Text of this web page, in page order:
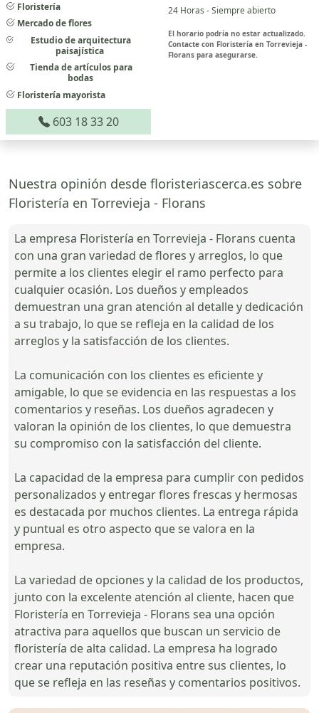
Floristería
Mercado de flores
Estudio de arquitectura
paisajística
Tienda de artículos para
bodas
Floristería mayorista
24 Horas - Siempre abierto
El horario podría no estar actualizado.
Contacte con Floristería en Torrevieja -
Florans para asegurarse.
603 18 33 20
Nuestra opinión desde floristeriascerca.es sobre
Floristería en Torrevieja - Florans
La empresa Floristería en Torrevieja - Florans cuenta
con una gran variedad de flores y arreglos, lo que
permite a los clientes elegir el ramo perfecto para
cualquier ocasión. Los dueños y empleados
demuestran una gran atención al detalle y dedicación
a su trabajo, lo que se refleja en la calidad de los
arreglos y la satisfacción de los clientes.
La comunicación con los clientes es eficiente y
amigable, lo que se evidencia en las respuestas a los
comentarios y reseñas. Los dueños agradecen y
valoran la opinión de los clientes, lo que demuestra
su compromiso con la satisfacción del cliente.
La capacidad de la empresa para cumplir con pedidos
personalizados y entregar flores frescas y hermosas
es destacada por muchos clientes. La entrega rápida
y puntual es otro aspecto que se valora en la
empresa.
La variedad de opciones y la calidad de los productos,
junto con la excelente atención al cliente, hacen que
Floristería en Torrevieja - Florans sea una opción
atractiva para aquellos que buscan un servicio de
floristería de alta calidad. La empresa ha logrado
crear una reputación positiva entre sus clientes, lo
que se refleja en las reseñas y comentarios positivos.